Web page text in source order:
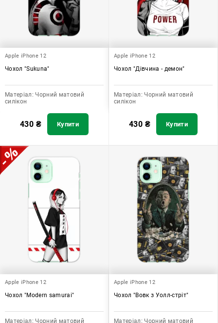
Apple iPhone 12
Чохол "Sukuna"
Матеріал: Чорний матовий
силікон
430 ₴ Купити
Apple iPhone 12
Чохол "Дівчина - демон"
Матеріал: Чорний матовий
силікон
430 ₴ Купити
Apple iPhone 12
Чохол "Modern samurai"
Матеріал: Чорний матовий
Apple iPhone 12
Чохол "Вовк з Уолл-стріт"
Матеріал: Чорний матовий